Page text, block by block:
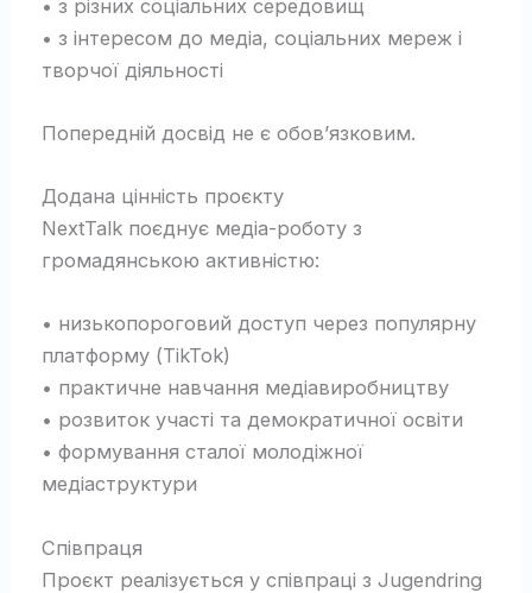
• з різних соціальних середовищ
• з інтересом до медіа, соціальних мереж і
творчої діяльності
Попередній досвід не є обов’язковим.
Додана цінність проєкту
NextTalk поєднує медіа-роботу з
громадянською активністю:
• низькопороговий доступ через популярну
платформу (TikTok)
• практичне навчання медіавиробництву
• розвиток участі та демократичної освіти
• формування сталої молодіжної
медіаструктури
Співпраця
Проєкт реалізується у співпраці з Jugendring